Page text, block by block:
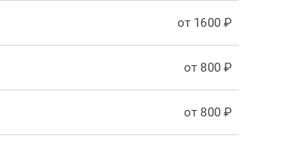
от 1600 ₽
от 800 ₽
от 800 ₽